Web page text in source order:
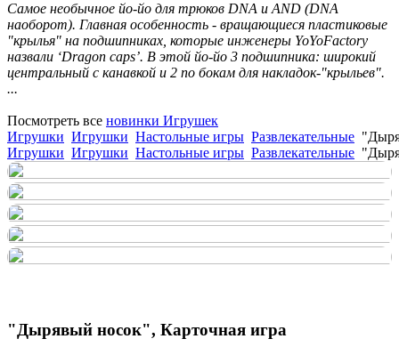
Самое необычное йо-йо для трюков DNA и AND (DNA
наоборот). Главная особенность - вращающиеся пластиковые
"крылья" на подшипниках, которые инженеры YoYoFactory
назвали ‘Dragon caps’. В этой йо-йо 3 подшипника: широкий
центральный с канавкой и 2 по бокам для накладок-"крыльев".
...
Посмотреть все новинки Игрушек
Игрушки Игрушки Настольные игры Развлекательные
Игрушки Игрушки Настольные игры Развлекательные
"Дырявый носок", Карточная игра